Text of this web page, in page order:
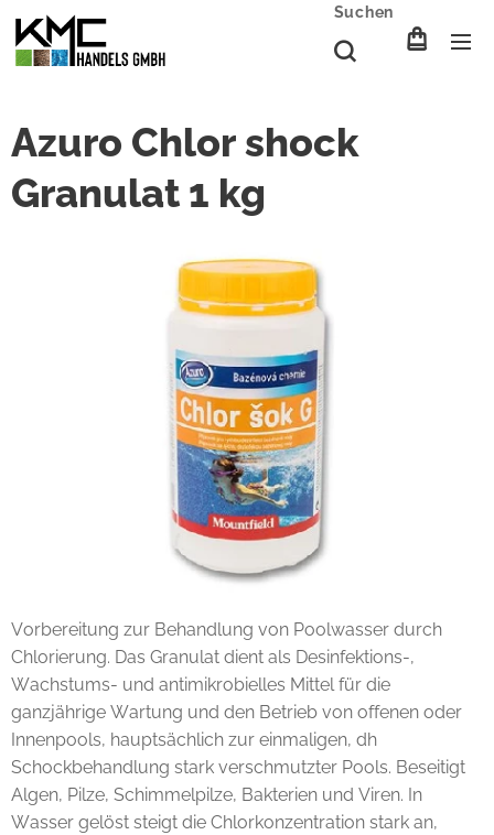
Suchen
Azuro Chlor shock
Granulat 1 kg
Vorbereitung zur Behandlung von Poolwasser durch
Chlorierung. Das Granulat dient als Desinfektions-,
Wachstums- und antimikrobielles Mittel für die
ganzjährige Wartung und den Betrieb von offenen oder
Innenpools, hauptsächlich zur einmaligen, dh
Schockbehandlung stark verschmutzter Pools. Beseitigt
Algen, Pilze, Schimmelpilze, Bakterien und Viren. In
Wasser gelöst steigt die Chlorkonzentration stark an,